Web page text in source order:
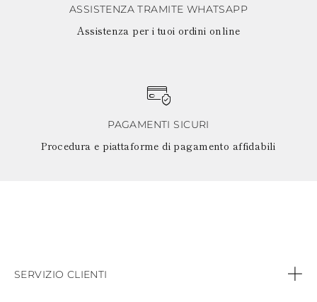
ASSISTENZA TRAMITE WHATSAPP
Assistenza per i tuoi ordini online
PAGAMENTI SICURI
Procedura e piattaforme di pagamento affidabili
SERVIZIO CLIENTI